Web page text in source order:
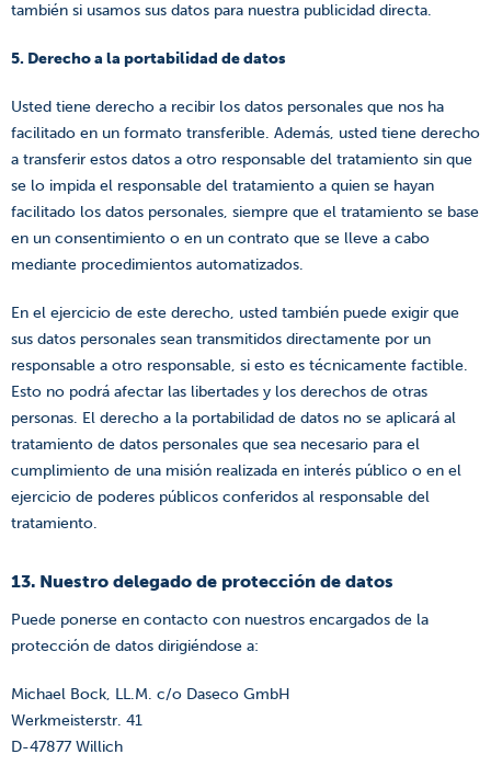
también si usamos sus datos para nuestra publicidad directa.
5. Derecho a la portabilidad de datos
Usted tiene derecho a recibir los datos personales que nos ha
facilitado en un formato transferible. Además, usted tiene derecho
a transferir estos datos a otro responsable del tratamiento sin que
se lo impida el responsable del tratamiento a quien se hayan
facilitado los datos personales, siempre que el tratamiento se base
en un consentimiento o en un contrato que se lleve a cabo
mediante procedimientos automatizados.
En el ejercicio de este derecho, usted también puede exigir que
sus datos personales sean transmitidos directamente por un
responsable a otro responsable, si esto es técnicamente factible.
Esto no podrá afectar las libertades y los derechos de otras
personas. El derecho a la portabilidad de datos no se aplicará al
tratamiento de datos personales que sea necesario para el
cumplimiento de una misión realizada en interés público o en el
ejercicio de poderes públicos conferidos al responsable del
tratamiento.
13. Nuestro delegado de protección de datos
Puede ponerse en contacto con nuestros encargados de la
protección de datos dirigiéndose a:
Michael Bock, LL.M. c/o Daseco GmbH
Werkmeisterstr. 41
D-47877 Willich